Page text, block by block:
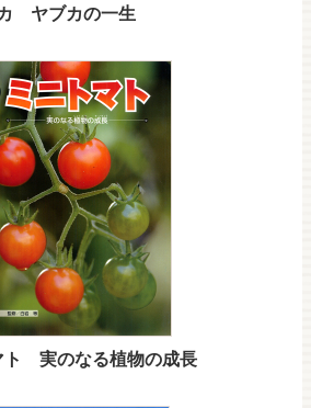
ヤブカの一生
ト 実のなる植物の成長